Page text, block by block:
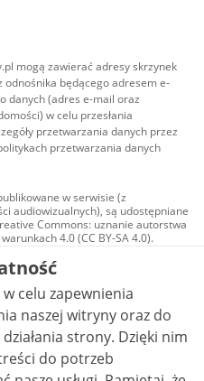
mogą zawierać adresy skrzynek
odnośnika będącego adresem e-
danych (adres e-mail oraz
w celu przesłania
przetwarzania danych przez
przetwarzania danych
w serwisie (z
audiowizualnych), są udostępniane
Commons: uznanie autorstwa
4.0 (CC BY-SA 4.0).
w tym zdjęcia, materiały
na licencji typu
uznanie autorstwa użycie
utworów zależnych 4.0 (CC BY-
jest to stwierdzone inaczej.
celu zapewnienia
naszej witryny oraz do
strony. Dzięki nim
do potrzeb